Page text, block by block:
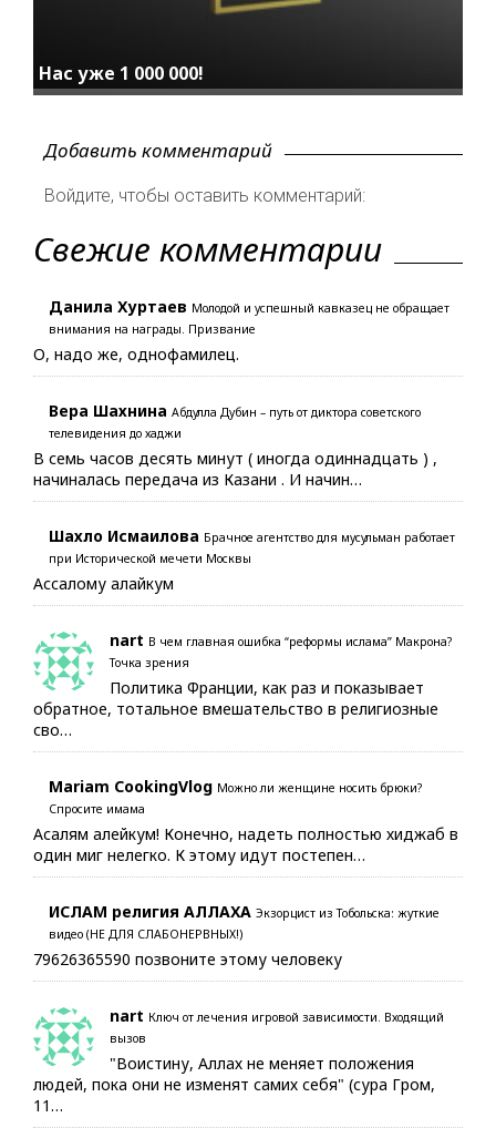
Нас уже 1 000 000!
Добавить комментарий
Войдите, чтобы оставить комментарий:
Свежие комментарии
Данила Хуртаев Молодой и успешный кавказец не обращает
внимания на награды. Призвание
О, надо же, однофамилец.
Вера Шахнина Абдулла Дубин – путь от диктора советского
телевидения до хаджи
В семь часов десять минут ( иногда одиннадцать ) ,
начиналась передача из Казани . И начин…
Шахло Исмаилова Брачное агентство для мусульман работает
при Исторической мечети Москвы
Ассалому алайкум
nart В чем главная ошибка “реформы ислама” Макрона?
Точка зрения
Политика Франции, как раз и показывает
обратное, тотальное вмешательство в религиозные
сво…
Mariam CookingVlog Можно ли женщине носить брюки?
Спросите имама
Асалям алейкум! Конечно, надеть полностью хиджаб в
один миг нелегко. К этому идут постепен…
ИСЛАМ религия АЛЛАХА Экзорцист из Тобольска: жуткие
видео (НЕ ДЛЯ СЛАБОНЕРВНЫХ!)
79626365590 позвоните этому человеку
nart Ключ от лечения игровой зависимости. Входящий
вызов
"Воистину, Аллах не меняет положения
людей, пока они не изменят самих себя" (сура Гром,
11…